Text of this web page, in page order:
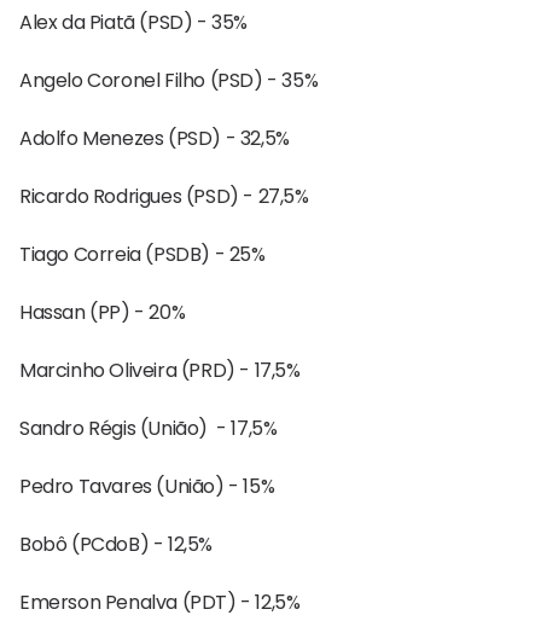
Alex da Piatã (PSD) - 35%
Angelo Coronel Filho (PSD) - 35%
Adolfo Menezes (PSD) - 32,5%
Ricardo Rodrigues (PSD) - 27,5%
Tiago Correia (PSDB) - 25%
Hassan (PP) - 20%
Marcinho Oliveira (PRD) - 17,5%
Sandro Régis (União) - 17,5%
Pedro Tavares (União) - 15%
Bobô (PCdoB) - 12,5%
Emerson Penalva (PDT) - 12,5%